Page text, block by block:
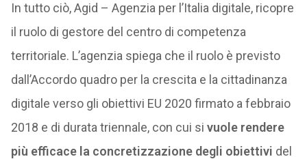
In tutto ciò, Agid – Agenzia per l’Italia digitale, ricopre
il ruolo di gestore del centro di competenza
territoriale. L’agenzia spiega che il ruolo è previsto
dall’Accordo quadro per la crescita e la cittadinanza
digitale verso gli obiettivi EU 2020 firmato a febbraio
2018 e di durata triennale, con cui si vuole rendere
più efficace la concretizzazione degli obiettivi del